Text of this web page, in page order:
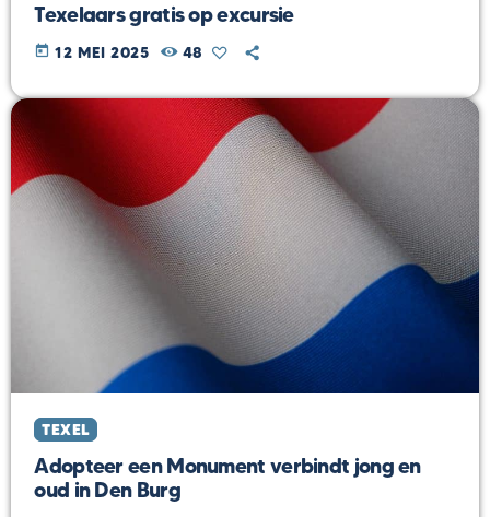
Texelaars gratis op excursie
today 12 MEI 2025 48
TEXEL
Adopteer een Monument verbindt jong en
oud in Den Burg